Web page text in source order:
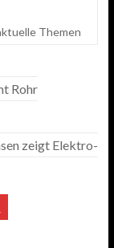
Themen
Rohr
zeigt Elektro-